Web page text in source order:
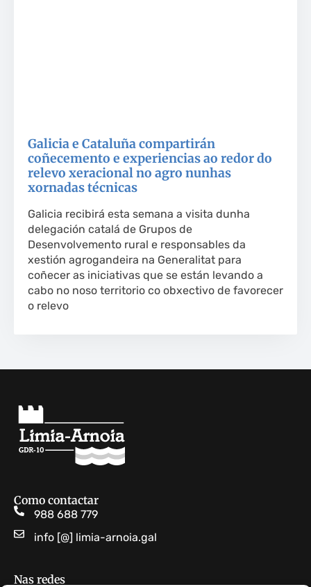
Galicia e Cataluña compartirán
coñecemento e experiencias ao redor do
relevo xeracional no agro nunhas
xornadas técnicas
Galicia recibirá esta semana a visita dunha
delegación catalá de Grupos de
Desenvolvemento rural e responsables da
xestión agrogandeira na Generalitat para
coñecer as iniciativas que se están levando a
cabo no noso territorio co obxectivo de favorecer
o relevo
Como contactar
988 688 779
info [@] limia-arnoia.gal
Nas redes